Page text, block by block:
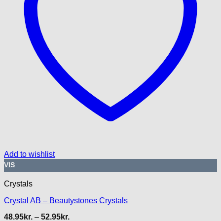
Add to wishlist
VIS
Crystals
Crystal AB – Beautystones Crystals
48.95kr. – 52.95kr.